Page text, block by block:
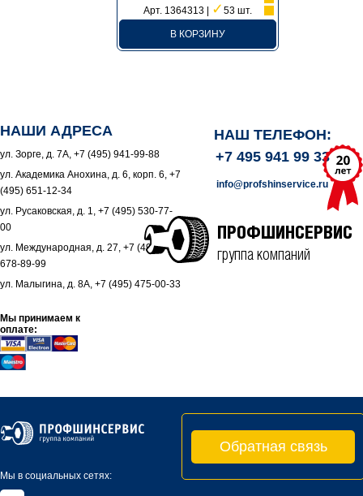
Арт. 1364313 | ✓53 шт.
В КОРЗИНУ
НАШИ АДРЕСА
ул. Зорге, д. 7А, +7 (495) 941-99-88
ул. Академика Анохина, д. 6, корп. 6, +7
(495) 651-12-34
ул. Русаковская, д. 1, +7 (495) 530-77-
00
ул. Международная, д. 27, +7 (495)
678-89-99
ул. Малыгина, д. 8А, +7 (495) 475-00-33
Мы принимаем к
оплате:
НАШ ТЕЛЕФОН:
+7 495 941 99 33
info@profshinservice.ru
ПРОФШИНСЕРВИС
группа компаний
Мы в социальных сетях:
Обратная связь